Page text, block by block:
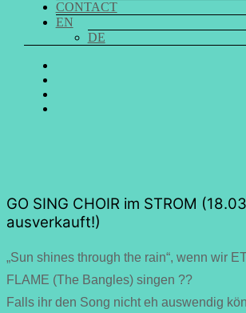
CONTACT
EN
DE
GO SING CHOIR im STROM
ausverkauft!)
„Sun shines through the rain“, wenn wir
FLAME (The Bangles) singen ??
Falls ihr den Song nicht eh auswendig